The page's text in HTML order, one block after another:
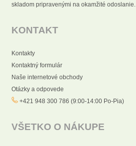
skladom pripravenými na okamžité odoslanie.
KONTAKT
Kontakty
Kontaktný formulár
Naše internetové obchody
Otázky a odpovede
+421 948 300 786 (9:00-14:00 Po-Pia)
VŠETKO O NÁKUPE